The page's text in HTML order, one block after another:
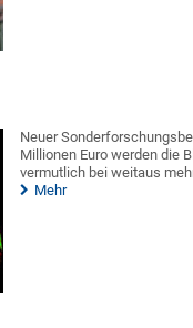
Neuer
Millionen Euro werden die
vermutlich bei weitaus
Mehr